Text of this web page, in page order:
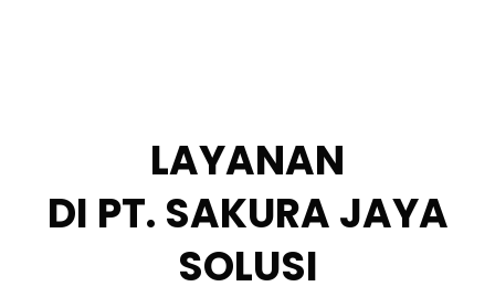
LAYANAN
DI PT. SAKURA JAYA
SOLUSI